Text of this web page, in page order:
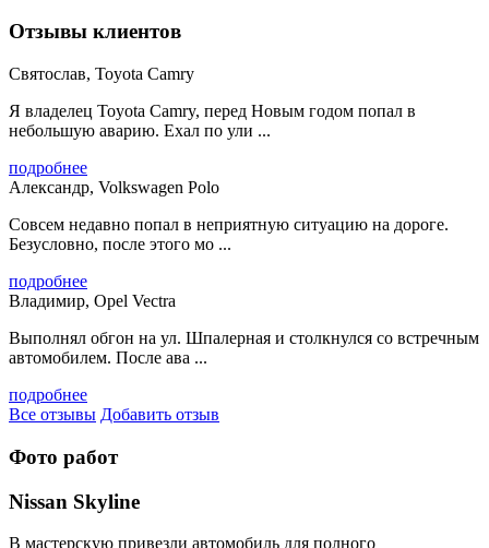
Отзывы клиентов
Святослав, Toyota Camry
Я владелец Toyota Camry, перед Новым годом попал в
небольшую аварию. Ехал по ули ...
подробнее
Александр, Volkswagen Polo
Совсем недавно попал в неприятную ситуацию на дороге.
Безусловно, после этого мо ...
подробнее
Владимир, Opel Vectra
Выполнял обгон на ул. Шпалерная и столкнулся со встречным
автомобилем. После ава ...
подробнее
Все отзывы Добавить отзыв
Фото работ
Nissan Skyline
В мастерскую привезли автомобиль для полного